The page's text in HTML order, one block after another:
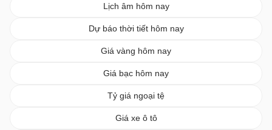
Lịch âm hôm nay
Dự báo thời tiết hôm nay
Giá vàng hôm nay
Giá bạc hôm nay
Tỷ giá ngoại tệ
Giá xe ô tô